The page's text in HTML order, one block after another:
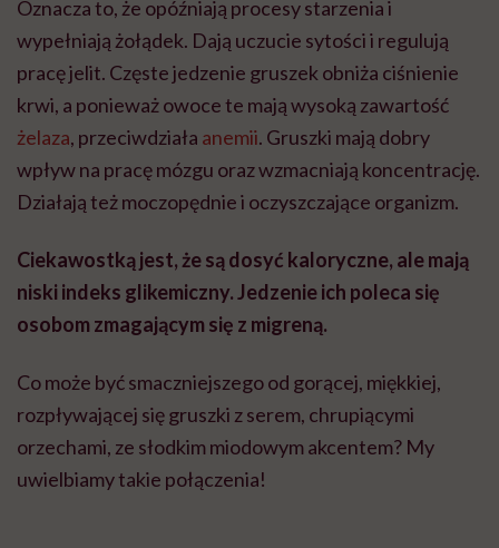
Oznacza to, że opóźniają procesy starzenia i
wypełniają żołądek. Dają uczucie sytości i regulują
pracę jelit. Częste jedzenie gruszek obniża ciśnienie
krwi, a ponieważ owoce te mają wysoką zawartość
żelaza, przeciwdziała anemii. Gruszki mają dobry
wpływ na pracę mózgu oraz wzmacniają koncentrację.
Działają też moczopędnie i oczyszczające organizm.
Ciekawostką jest, że są dosyć kaloryczne, ale mają
niski indeks glikemiczny. Jedzenie ich poleca się
osobom zmagającym się z migreną.
Co może być smaczniejszego od gorącej, miękkiej,
rozpływającej się gruszki z serem, chrupiącymi
orzechami, ze słodkim miodowym akcentem? My
uwielbiamy takie połączenia!